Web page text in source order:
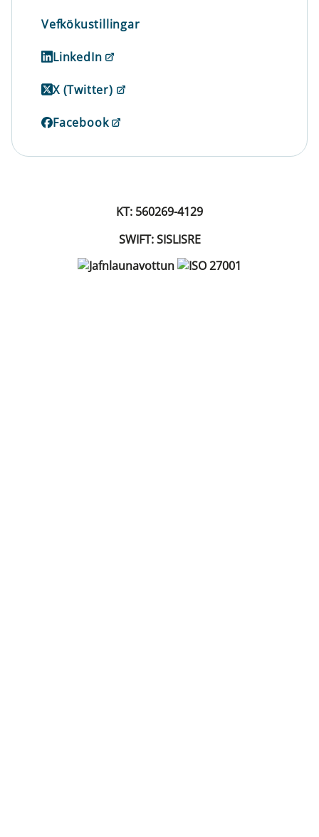
Vefkökustillingar
LinkedIn
X (Twitter)
Facebook
KT: 560269-4129
SWIFT: SISLISRE